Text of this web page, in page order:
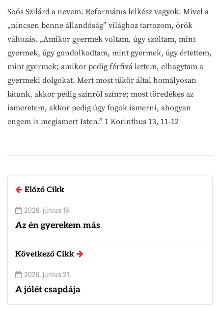
Soós Szilárd a nevem. Református lelkész vagyok. Mivel a
„nincsen benne állandóság” világhoz tartozom, örök
változás. „Amikor gyermek voltam, úgy szóltam, mint
gyermek, úgy gondolkodtam, mint gyermek, úgy értettem,
mint gyermek; amikor pedig férfivá lettem, elhagytam a
gyermeki dolgokat. Mert most tükör által homályosan
látunk, akkor pedig színről színre; most töredékes az
ismeretem, akkor pedig úgy fogok ismerni, ahogyan
engem is megismert Isten.” 1 Korinthus 13, 11-12
Előző Cikk
2026. június 19.
Az én gyerekem más
Következő Cikk
2026. június 21.
A jólét csapdája